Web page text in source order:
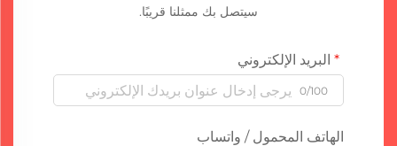
سيتصل بك ممثلنا قريبًا.
البريد الإلكتروني
0/100
الهاتف المحمول / واتساب